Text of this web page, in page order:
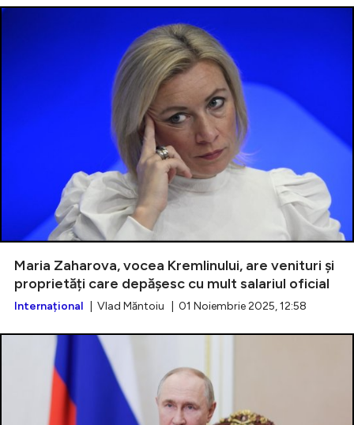
Maria Zaharova, vocea Kremlinului, are venituri și
proprietăți care depășesc cu mult salariul oficial
Internațional | Vlad Măntoiu | 01 Noiembrie 2025, 12:58